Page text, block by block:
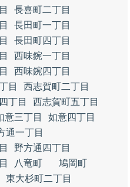
長喜町二丁目
長田町一丁目
長田町四丁目
西味鋺一丁目
西味鋺四丁目
目
西志賀町二丁目
丁目
西志賀町五丁目
意三丁目
如意四丁目
通一丁目
野方通四丁目
八竜町
鳩岡町
東大杉町二丁目